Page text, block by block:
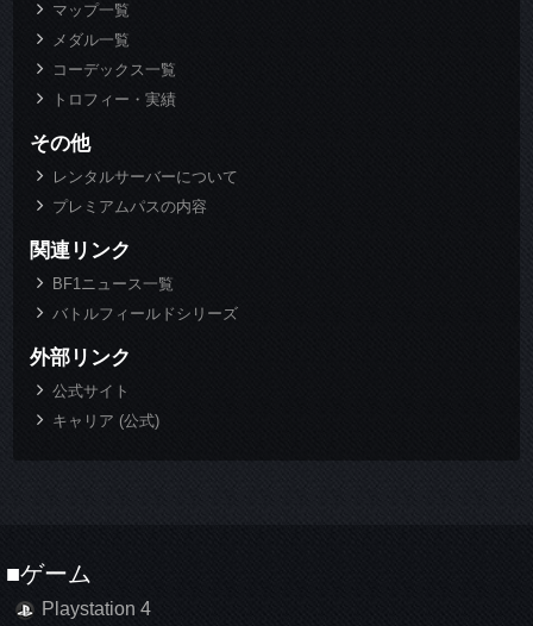
マップ一覧
メダル一覧
コーデックス一覧
トロフィー・実績
その他
レンタルサーバーについて
プレミアムパスの内容
関連リンク
BF1ニュース一覧
バトルフィールドシリーズ
外部リンク
公式サイト
キャリア (公式)
■ゲーム
Playstation 4